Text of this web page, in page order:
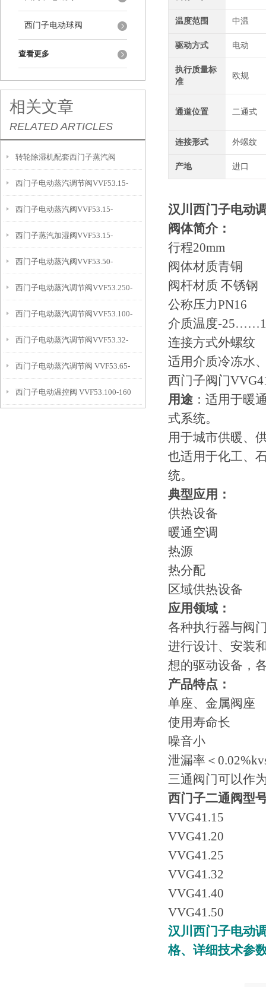
西门子电动球阀
查看更多
相关文章
RELATED ARTICLES
转轮除湿机配套西门子蒸汽阀
VVF53.20+SKD62
西门子电动蒸汽调节阀VVF53.15-
4+SKD62
西门子电动蒸汽阀VVF53.15-
2.5+SKD62
西门子蒸汽加湿阀VVF53.15-
3.2+SKD62
西门子电动蒸汽阀VVF53.50-
31.5+SKD62
西门子电动蒸汽调节阀VVF53.250-
630K
西门子电动蒸汽调节阀VVF53.100-
160+SKC62
西门子电动蒸汽调节阀VVF53.32-
16+SKD62
西门子电动蒸汽调节阀 VVF53.65-
63K+SKC62
西门子电动温控阀 VVF53.100-160
温度范围 中温
驱动方式 电动
执行质量标
准
欧规
通道位置 二通式
连接形式 外螺纹
产地 进口
汉川 西门子电动
阀体简介：
行程20mm
阀体材质青铜
阀杆材质 不锈钢
公称压力PN16
介质温度-
连接方式外螺纹
适用介质冷冻水
西门子阀门
用途 ：适用于暖
式系统。
用于城市供暖、
也适用于化工、
统。
典型应用：
供热设备
暖通空调
热源
热分配
区域供热设备
应用领域：
各种执行器与阀
进行设计、安装
想的驱动设备，
产品特点：
单座、金属阀座
使用寿命长
噪音小
泄漏率＜
三通阀门可以作
西门子二通阀型
VVG41.15
VVG41.20
VVG41.25
VVG41.32
VVG41.40
VVG41.50
汉川西门子电动
格、详细技术参